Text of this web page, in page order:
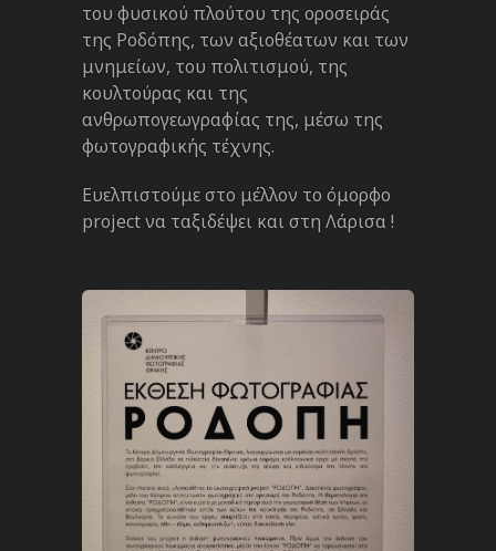
του φυσικού πλούτου της οροσειράς
της Ροδόπης, των αξιοθέατων και των
μνημείων, του πολιτισμού, της
κουλτούρας και της
ανθρωπογεωγραφίας της, μέσω της
φωτογραφικής τέχνης.
Ευελπιστούμε στο μέλλον το όμορφο
project να ταξιδέψει και στη Λάρισα !